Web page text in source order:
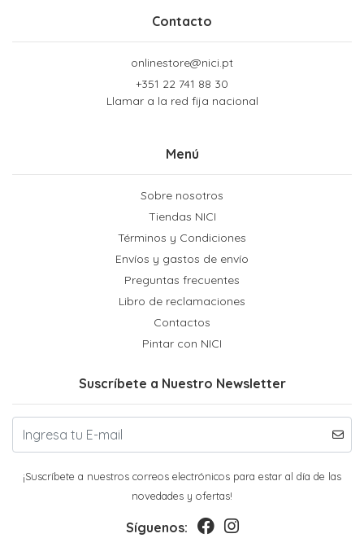
Contacto
onlinestore@nici.pt
+351 22 741 88 30
Llamar a la red fija nacional
Menú
Sobre nosotros
Tiendas NICI
Términos y Condiciones
Envíos y gastos de envío
Preguntas frecuentes
Libro de reclamaciones
Contactos
Pintar con NICI
Suscríbete a Nuestro Newsletter
¡Suscríbete a nuestros correos electrónicos para estar al día de las
novedades y ofertas!
Síguenos: